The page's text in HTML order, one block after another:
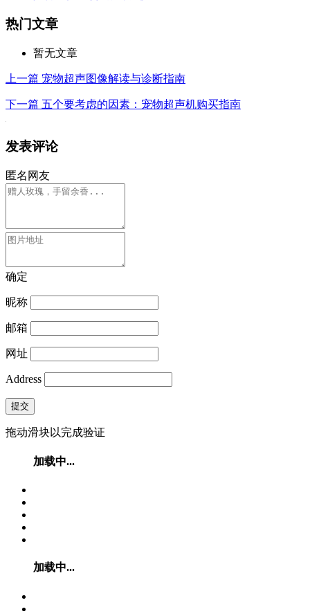
热门文章
暂无文章
上一篇 宠物超声图像解读与诊断指南
下一篇 五个要考虑的因素：宠物超声机购买指南
发表评论
匿名网友
确定
昵称
邮箱
网址
Address
提交
拖动滑块以完成验证
加载中...
加载中...